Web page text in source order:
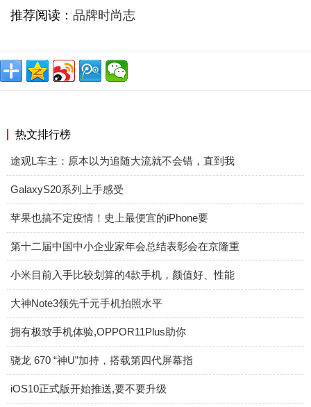
推荐阅读： 品牌时尚志
热文排行榜
途观L车主：原本以为追随大流就不会错，直到我
GalaxyS20系列上手感受
苹果也搞不定疫情！史上最便宜的iPhone要
第十二届中国中小企业家年会总结表彰会在京隆重
小米目前入手比较划算的4款手机，颜值好、性能
大神Note3领先千元手机拍照水平
拥有极致手机体验,OPPOR11Plus助你
骁龙 670 “神U”加持，搭载第四代屏幕指
iOS10正式版开始推送,要不要升级